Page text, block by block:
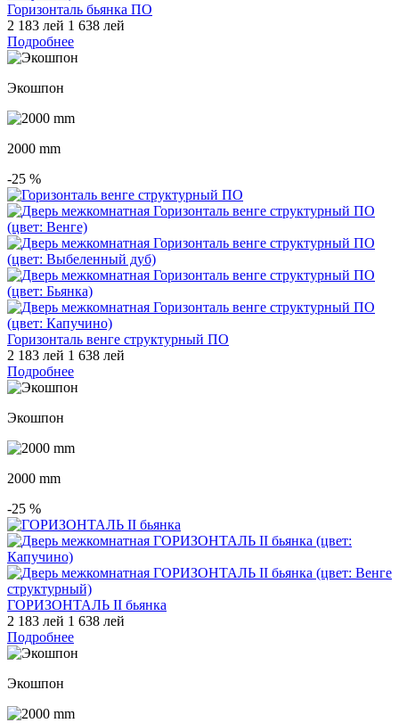
Горизонталь бьянка ПО
2 183 лей 1 638 лей
Подробнее
Экошпон
2000 mm
-25 %
Горизонталь венге структурный ПО
2 183 лей 1 638 лей
Подробнее
Экошпон
2000 mm
-25 %
ГОРИЗОНТАЛЬ II бьянка
2 183 лей 1 638 лей
Подробнее
Экошпон